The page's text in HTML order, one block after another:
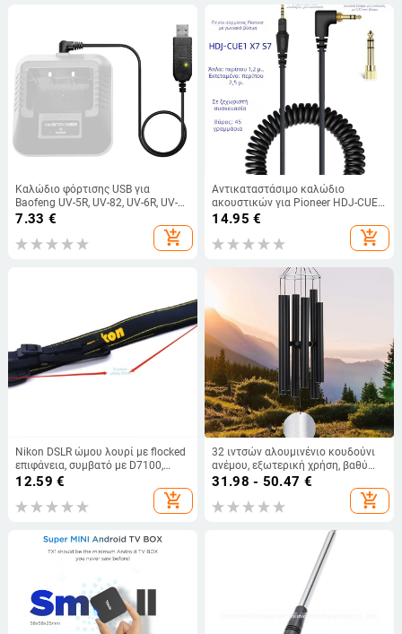
Καλώδιο φόρτισης USB για
Baofeng UV-5R, UV-82, UV-6R, UV-
9R
7.33 €
add_shopping_cart
Αντικαταστάσιμο καλώδιο
ακουστικών για Pioneer HDJ-CUE1,
X7, X7 S7 – εξαιρετικά ευέλικτο
με πυρήνα από καθαρό χαλκό και
αγωγό χωρίς οξείδωση
14.95 €
add_shopping_cart
Nikon DSLR ώμου λουρί με flocked
επιφάνεια, συμβατό με D7100,
D7200, D7700, D5200, D3200,
12.59 €
add_shopping_cart
32 ιντσών αλουμινένιο κουδούνι
ανέμου, εξωτερική χρήση, βαθύ
ήχο μπάσο, μεταλλικός μνημειακός
31.98 - 50.47 €
add_shopping_cart